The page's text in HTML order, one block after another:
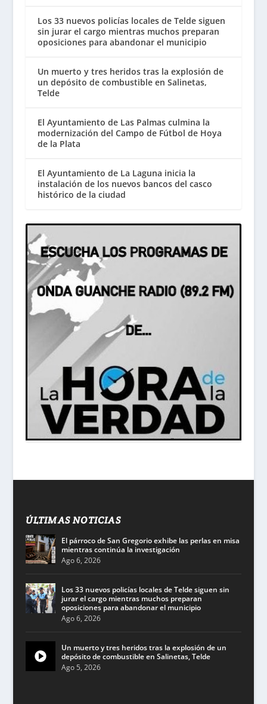
Los 33 nuevos policías locales de Telde siguen
sin jurar el cargo mientras muchos preparan
oposiciones para abandonar el municipio
Un muerto y tres heridos tras la explosión de
un depósito de combustible en Salinetas,
Telde
El Ayuntamiento de Las Palmas culmina la
modernización del Campo de Fútbol de Hoya
de la Plata
El Ayuntamiento de La Laguna inicia la
instalación de los nuevos bancos del casco
histórico de la ciudad
ÚLTIMAS NOTICIAS
El párroco de San Gregorio exhibe las perlas en misa
mientras continúa la investigación
Ago 6, 2026
Los 33 nuevos policías locales de Telde siguen sin
jurar el cargo mientras muchos preparan
oposiciones para abandonar el municipio
Ago 6, 2026
Un muerto y tres heridos tras la explosión de un
depósito de combustible en Salinetas, Telde
Ago 5, 2026